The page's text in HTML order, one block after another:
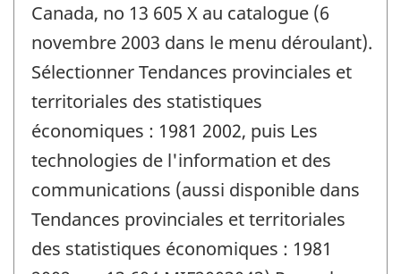
Canada, no 13 605 X au catalogue (6
novembre 2003 dans le menu déroulant).
Sélectionner Tendances provinciales et
territoriales des statistiques
économiques : 1981 2002, puis Les
technologies de l'information et des
communications (aussi disponible dans
Tendances provinciales et territoriales
des statistiques économiques : 1981